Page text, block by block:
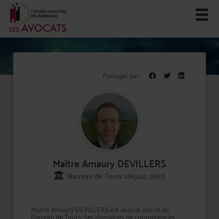
Partager sur :
Maître Amaury DEVILLERS
Barreau de Tours (depuis 1997)
Maître Amaury DEVILLERS est avocat inscrit au
Barreau de Tours. Ses domaines de compétences